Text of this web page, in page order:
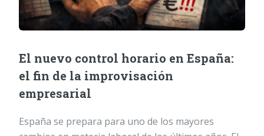
El nuevo control horario en España:
el fin de la improvisación
empresarial
España se prepara para uno de los mayores